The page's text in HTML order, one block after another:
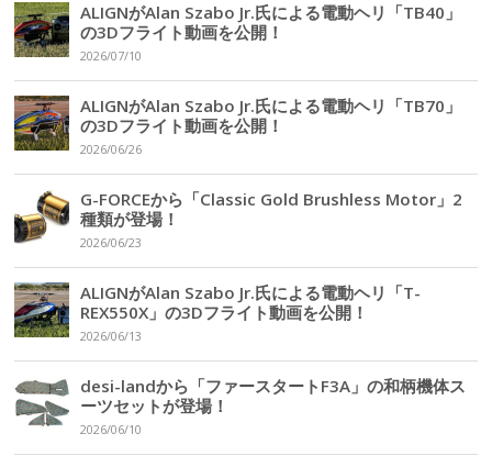
ALIGNがAlan Szabo Jr.氏による電動ヘリ「TB40」
の3Dフライト動画を公開！
2026/07/10
ALIGNがAlan Szabo Jr.氏による電動ヘリ「TB70」
の3Dフライト動画を公開！
2026/06/26
G-FORCEから「Classic Gold Brushless Motor」2
種類が登場！
2026/06/23
ALIGNがAlan Szabo Jr.氏による電動ヘリ「T-
REX550X」の3Dフライト動画を公開！
2026/06/13
desi-landから「ファースタートF3A」の和柄機体ス
ーツセットが登場！
2026/06/10